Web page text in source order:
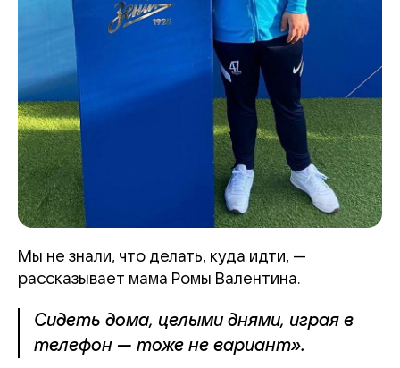
Мы не знали, что делать, куда идти, —
рассказывает мама Ромы Валентина.
Сидеть дома, целыми днями, играя в
телефон — тоже не вариант».